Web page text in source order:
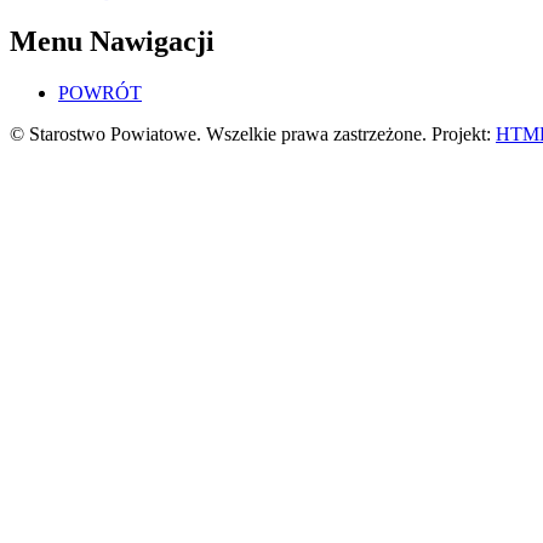
Menu Nawigacji
POWRÓT
© Starostwo Powiatowe. Wszelkie prawa zastrzeżone. Projekt: